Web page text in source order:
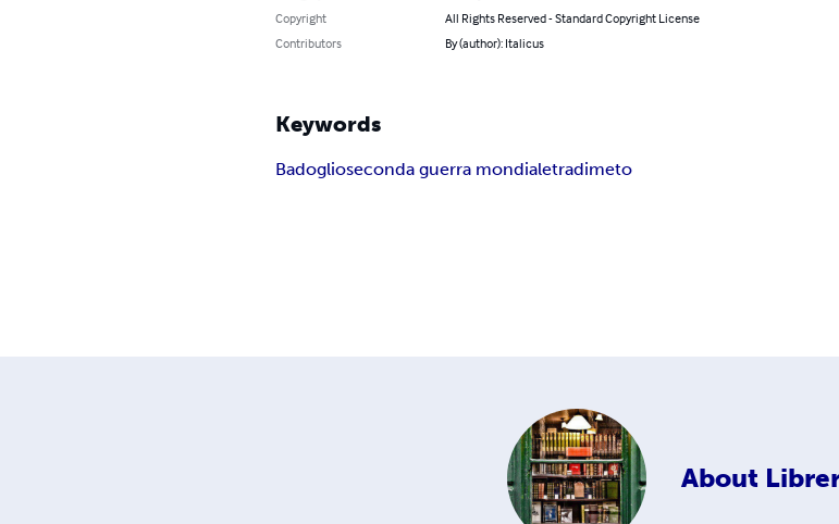
Copyright
All Rights Reserved - Standard Copyright License
Contributors
By (author): Italicus
Keywords
Badoglioseconda guerra mondialetradimeto
About